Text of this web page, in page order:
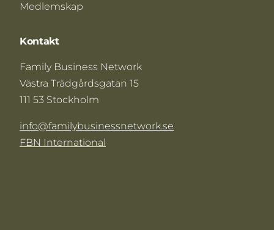
Medlemskap
Kontakt
Family Business Network
Västra Trädgårdsgatan 15
111 53 Stockholm
info@familybusinessnetwork.se
FBN International